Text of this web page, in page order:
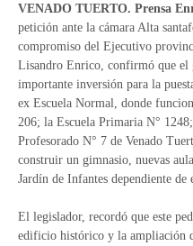
VENADO TUERTO. Prensa
petición ante la cámara Alta
compromiso del Ejecutivo
Lisandro Enrico, confirmó que el
importante inversión para la
ex Escuela Normal, donde
206; la Escuela Primaria N°
Profesorado N° 7 de Venado
construir un gimnasio, nuevas
Jardín de Infantes dependiente de
El legislador, recordó que este
edificio histórico y la ampliación